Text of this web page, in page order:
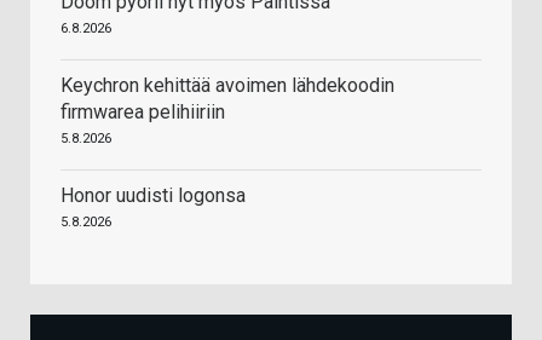
6.8.2026
Keychron kehittää avoimen lähdekoodin
firmwarea pelihiiriin
5.8.2026
Honor uudisti logonsa
5.8.2026